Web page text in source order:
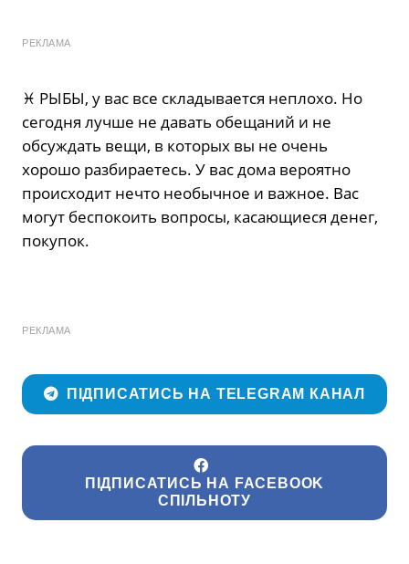
РЕКЛАМА
♓️ РЫБЫ, у вас все складывается неплохо. Но
сегодня лучше не давать обещаний и не
обсуждать вещи, в которых вы не очень
хорошо разбираетесь. У вас дома вероятно
происходит нечто необычное и важное. Вас
могут беспокоить вопросы, касающиеся денег,
покупок.
РЕКЛАМА
ПІДПИСАТИСЬ НА TELEGRAM КАНАЛ
ПІДПИСАТИСЬ НА FACEBOOK
СПІЛЬНОТУ